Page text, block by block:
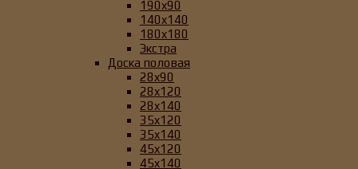
190x90
140x140
180x180
Экстра
Доска половая
28x90
28x120
28x140
35x120
35x140
45x120
45x140